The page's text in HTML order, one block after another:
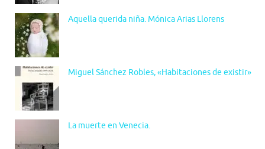
Aquella querida niña. Mónica Arias Llorens
Miguel Sánchez Robles, «Habitaciones de existir»
La muerte en Venecia.